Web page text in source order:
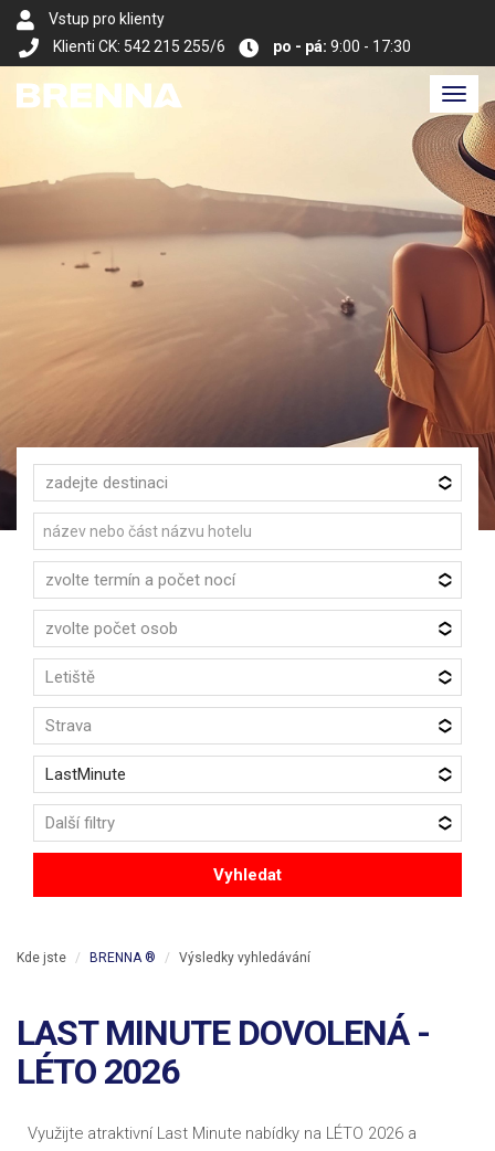
Vstup pro klienty
Klienti CK: 542 215 255/6
po - pá: 9:00 - 17:30
zadejte destinaci
zvolte termín a počet nocí
zvolte počet osob
Letiště
Strava
LastMinute
Další filtry
Vyhledat
Kde jste BRENNA ® Výsledky vyhledávání
LAST MINUTE DOVOLENÁ -
LÉTO 2026
Využijte atraktivní Last Minute nabídky na LÉTO 2026 a